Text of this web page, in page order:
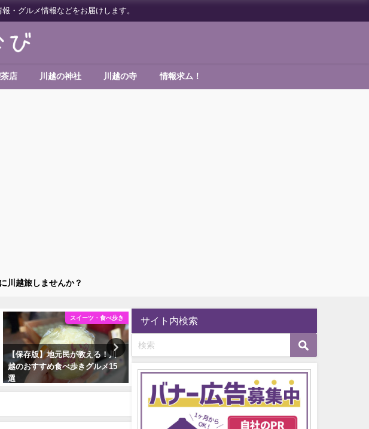
・グルメ情報などをお届けします。
店 川越の神社 川越の寺 情報求ム！
川越旅しませんか？
スイーツ・食べ歩き
【保存版】地元民が教える！川
越のおすすめ食べ歩きグルメ15
選
2022年9月27日
2022年9月27日
サイト内検索